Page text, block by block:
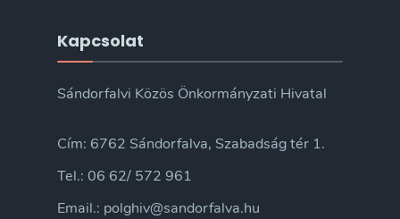
Kapcsolat
Sándorfalvi Közös Önkormányzati Hivatal
Cím: 6762 Sándorfalva, Szabadság tér 1.
Tel.: 06 62/ 572 961
Email.: polghiv@sandorfalva.hu